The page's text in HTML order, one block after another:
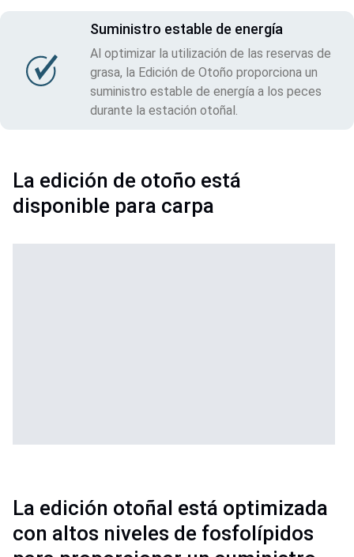
Suministro estable de energía
Al optimizar la utilización de las reservas de
grasa, la Edición de Otoño proporciona un
suministro estable de energía a los peces
durante la estación otoñal.
La edición de otoño está
disponible para carpa
La edición otoñal está optimizada
con altos niveles de fosfolípidos